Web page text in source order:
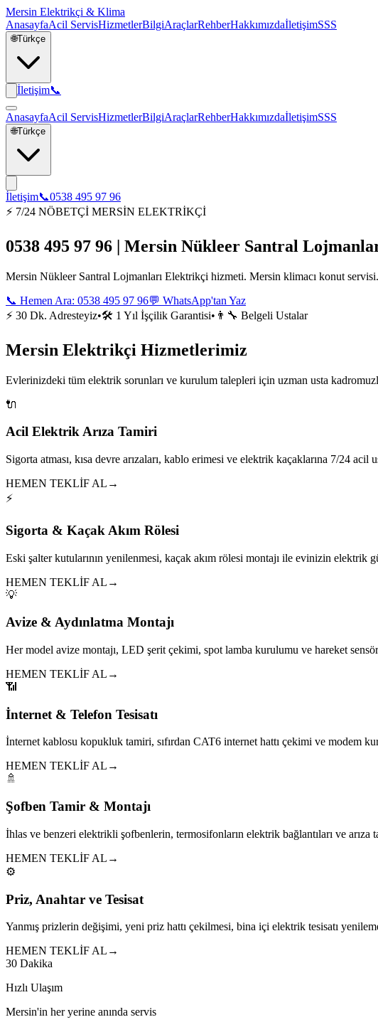
Mersin Elektrikçi & Klima
AnasayfaAcil ServisHizmetlerBilgiAraçlarRehberHakkımızdaİletişimSSS
🌐Türkçe
İletişim📞
AnasayfaAcil ServisHizmetlerBilgiAraçlarRehberHakkımızdaİletişimSSS
🌐Türkçe
İletişim📞0538 495 97 96
⚡ 7/24 NÖBETÇİ MERSİN ELEKTRİKÇİ
0538 495 97 96 | Mersin Nükleer Santral
Mersin Nükleer Santral Lojmanları Elektrikçi hizmeti. Mersin klimacı konut
📞 Hemen Ara: 0538 495 97 96💬 WhatsApp'tan Yaz
⚡ 30 Dk. Adresteyiz•🛠️ 1 Yıl İşçilik Garantisi• 👨‍🔧 Belgeli Ustalar
Mersin Elektrikçi Hizmetlerimiz
Evlerinizdeki tüm elektrik sorunları ve kurulum talepleri için uzman usta
🔌
Acil Elektrik Arıza Tamiri
Sigorta atması, kısa devre arızaları, kablo erimesi ve elektrik kaçaklarına 7/24 acil
HEMEN TEKLİF AL →
⚡
Sigorta & Kaçak Akım Rölesi
Eski şalter kutularının yenilenmesi, kaçak akım rölesi montajı ile evinizin elektrik
HEMEN TEKLİF AL →
💡
Avize & Aydınlatma Montajı
Her model avize montajı, LED şerit çekimi, spot lamba kurulumu ve hareket
HEMEN TEKLİF AL →
📶
İnternet & Telefon Tesisatı
İnternet kablosu kopukluk tamiri, sıfırdan CAT6 internet hattı çekimi ve modem
HEMEN TEKLİF AL →
🚿
Şofben Tamir & Montajı
İhlas ve benzeri elektrikli şofbenlerin, termosifonların elektrik bağlantıları ve arıza
HEMEN TEKLİF AL →
⚙️
Priz, Anahtar ve Tesisat
Yanmış prizlerin değişimi, yeni priz hattı çekilmesi, bina içi elektrik tesisatı
HEMEN TEKLİF AL →
30 Dakika
Hızlı Ulaşım
Mersin'in her yerine anında servis